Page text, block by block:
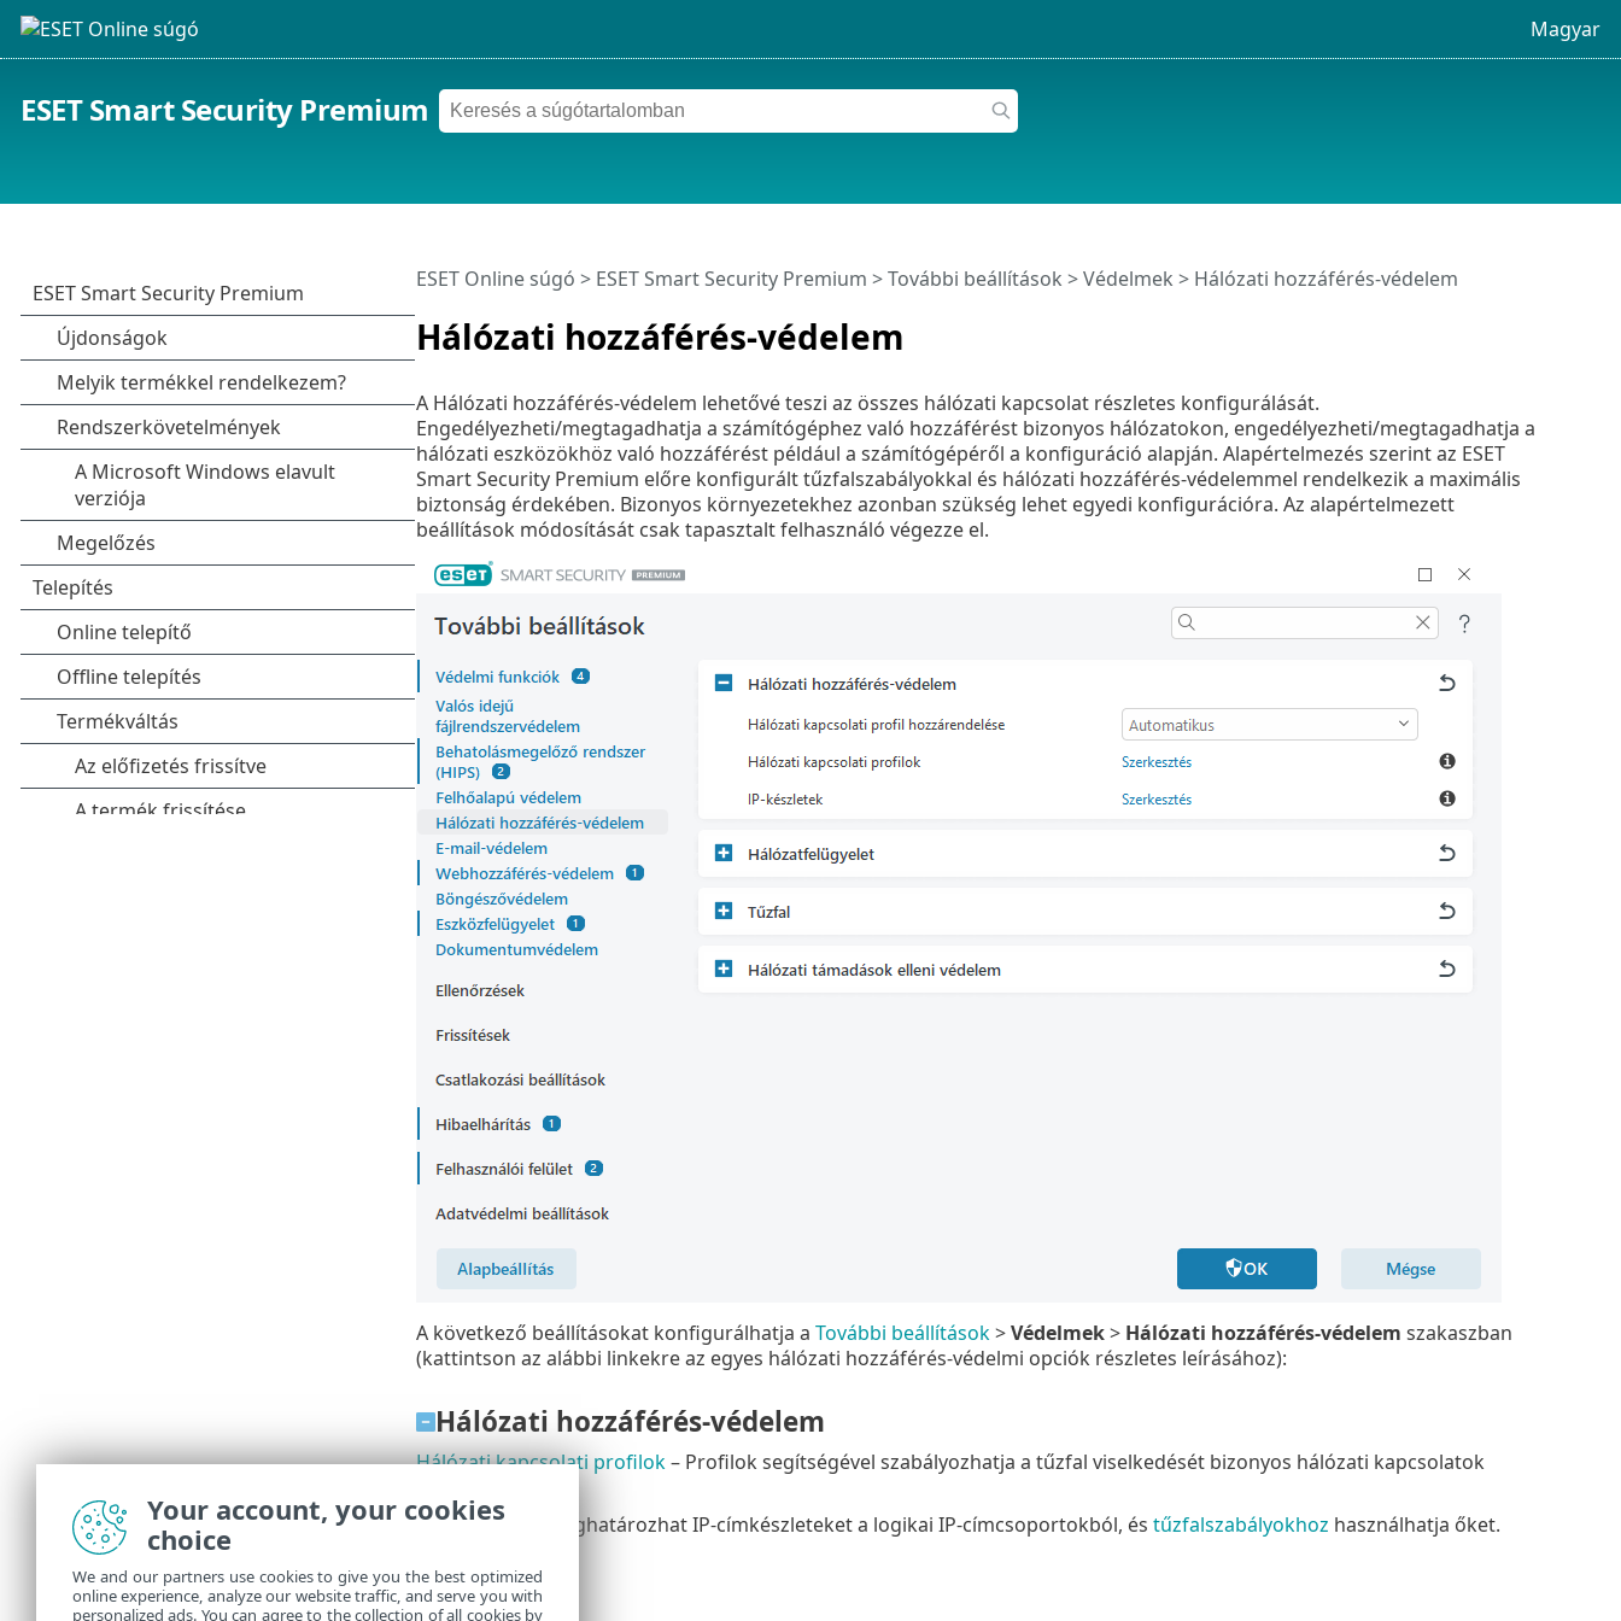
Magyar
ESET Smart Security Premium
Hálózati hozzáférés-védelem
ESET Online súgó > ESET Smart Security Premium >További beállítások >Védelmek > Hálózati hozzáférés-védelem
A Hálózati hozzáférés-védelem lehetővé teszi az összes hálózati kapcsolat részletes konfigurálását.
Engedélyezheti/megtagadhatja a számítógéphez való hozzáférést bizonyos hálózatokon, engedélyezheti/megtagadhatja a
hálózati eszközökhöz való hozzáférést például a számítógépéről a konfiguráció alapján. Alapértelmezés szerint az ESET
Smart Security Premium előre konfigurált tűzfalszabályokkal és hálózati hozzáférés-védelemmel rendelkezik a maximális
biztonság érdekében. Bizonyos környezetekhez azonban szükség lehet egyedi konfigurációra. Az alapértelmezett
beállítások módosítását csak tapasztalt felhasználó végezze el.
A következő beállításokat konfigurálhatja a További beállítások>Védelmek> Hálózati hozzáférés-védelem szakaszban
(kattintson az alábbi linkekre az egyes hálózati hozzáférés-védelmi opciók részletes leírásához):
Hálózati hozzáférés-védelem
Hálózati kapcsolati profilok– Profilok segítségével szabályozhatja a tűzfal viselkedését bizonyos hálózati kapcsolatok
IP-készletek
– Meghatározhat IP-címkészleteket a logikai IP-címcsoportokból, és tűzfalszabályokhoz használhatja őket.
Tűzfal
Your account, your cookies
choice
We and our partners use cookies to give you the best optimized
online experience, analyze our website traffic, and serve you with
personalized ads. You can agree to the collection of all cookies by